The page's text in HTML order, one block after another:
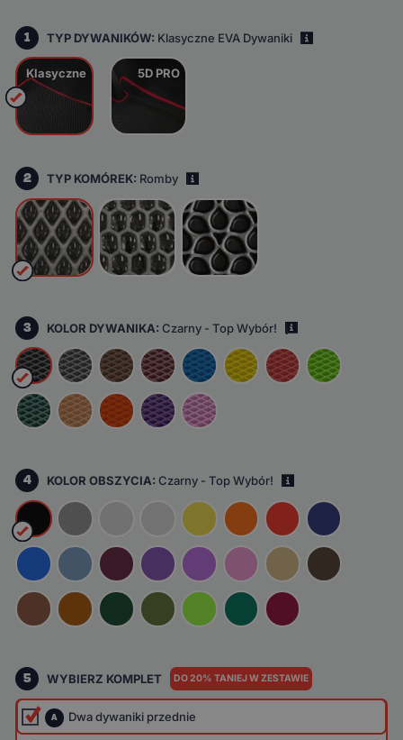
1 TYP DYWANIKÓW: Klasyczne EVA Dywaniki
Klasyczne 5D PRO
2 TYP KOMÓREK: Romby
3 KOLOR DYWANIKA:Czarny - Top Wybór! i
4 KOLOR OBSZYCIA:Czarny - Top Wybór!
5 WYBIERZ KOMPLET DO 20% TANIEJ W ZESTAWIE
A Dwa dywaniki przednie